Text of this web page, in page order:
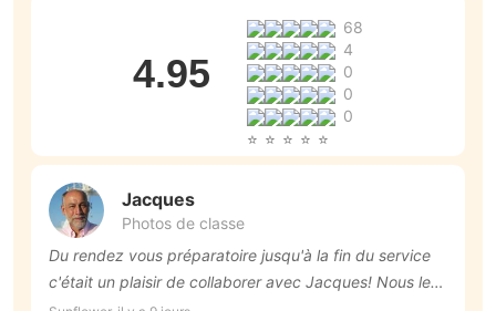
4.95
68
4
0
0
0
Jacques
Photos de classe
Du rendez vous préparatoire jusqu'à la fin du service
c'était un plaisir de collaborer avec Jacques! Nous le